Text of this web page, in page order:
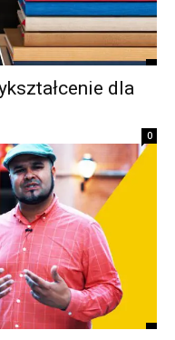
dla
0